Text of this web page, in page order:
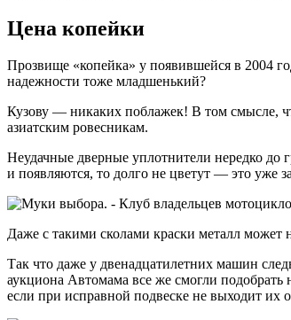
Цена копейки
Прозвище «копейка» у появившейся в 2004
надежности тоже младшенький?
Кузову — никаких поблажек! В том смысле,
азиатским ровесникам.
Неудачные дверные уплотнители нередко до
и появляются, то долго не цветут — это уже
Даже с такими сколами краски металл может
Так что даже у двенадцатилетних машин
аукциона Автомама все же смогли
если при исправной подвеске не выходит их